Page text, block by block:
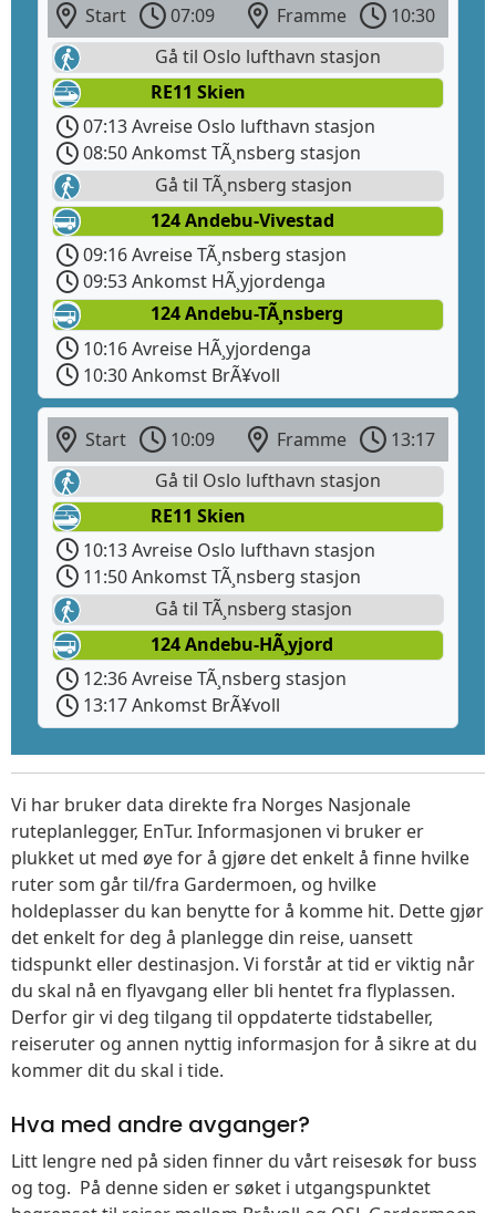
Start 07:09 Framme
10:30
Gå til Oslo lufthavn stasjon
RE11 Skien
07:13 Avreise Oslo lufthavn stasjon
08:50 Ankomst TÃ¸nsberg stasjon
Gå til TÃ¸nsberg stasjon
124 Andebu-Vivestad
09:16 Avreise TÃ¸nsberg stasjon
09:53 Ankomst HÃ¸yjordenga
124 Andebu-TÃ¸nsberg
10:16 Avreise HÃ¸yjordenga
10:30 Ankomst BrÃ¥voll
Start 10:09 Framme
13:17
Gå til Oslo lufthavn stasjon
RE11 Skien
10:13 Avreise Oslo lufthavn stasjon
11:50 Ankomst TÃ¸nsberg stasjon
Gå til TÃ¸nsberg stasjon
124 Andebu-HÃ¸yjord
12:36 Avreise TÃ¸nsberg stasjon
13:17 Ankomst BrÃ¥voll
Vi har bruker data direkte fra Norges Nasjonale
ruteplanlegger, EnTur. Informasjonen vi bruker er
plukket ut med øye for å gjøre det enkelt å finne hvilke
ruter som går til/fra Gardermoen, og hvilke
holdeplasser du kan benytte for å komme hit. Dette gjør
det enkelt for deg å planlegge din reise, uansett
tidspunkt eller destinasjon. Vi forstår at tid er viktig når
du skal nå en flyavgang eller bli hentet fra flyplassen.
Derfor gir vi deg tilgang til oppdaterte tidstabeller,
reiseruter og annen nyttig informasjon for å sikre at du
kommer dit du skal i tide.
Hva med andre avganger?
Litt lengre ned på siden finner du vårt reisesøk for buss
og tog. På denne siden er søket i utgangspunktet